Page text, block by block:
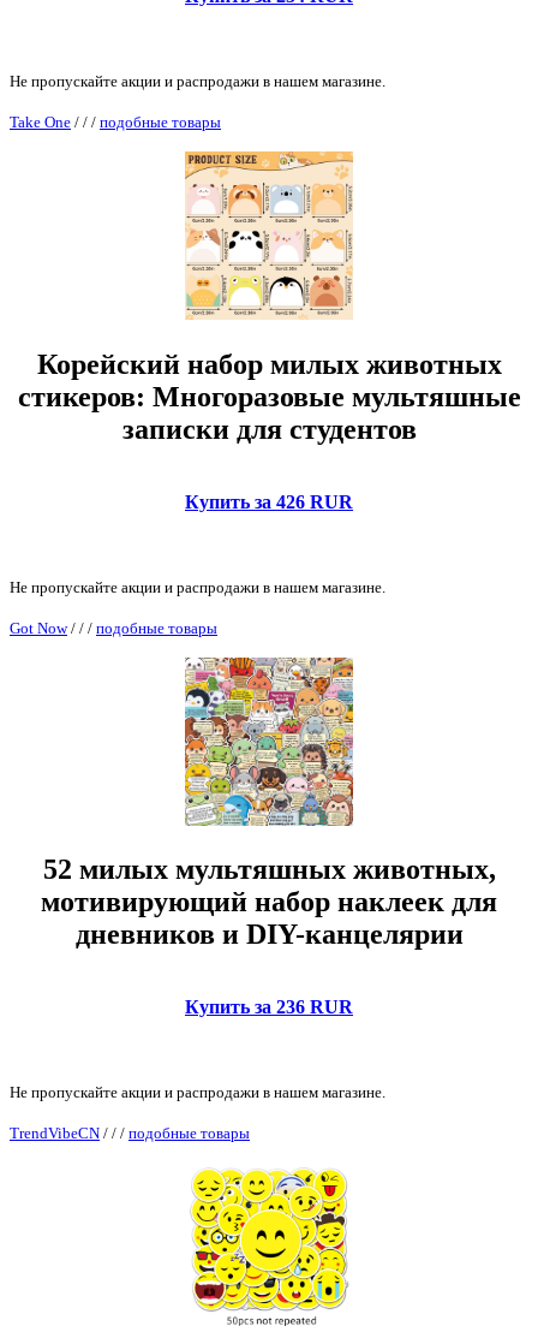
Не пропускайте акции и распродажи в нашем магазине.
Take One / / / подобные товары
Корейский набор милых животных
стикеров: Многоразовые мультяшные
записки для студентов
Купить за 426 RUR
Не пропускайте акции и распродажи в нашем магазине.
Got Now/ / / подобные товары
52 милых мультяшных животных,
мотивирующий набор наклеек для
дневников и DIY-канцелярии
Купить за 236 RUR
Не пропускайте акции и распродажи в нашем магазине.
TrendVibeCN / / / подобные товары